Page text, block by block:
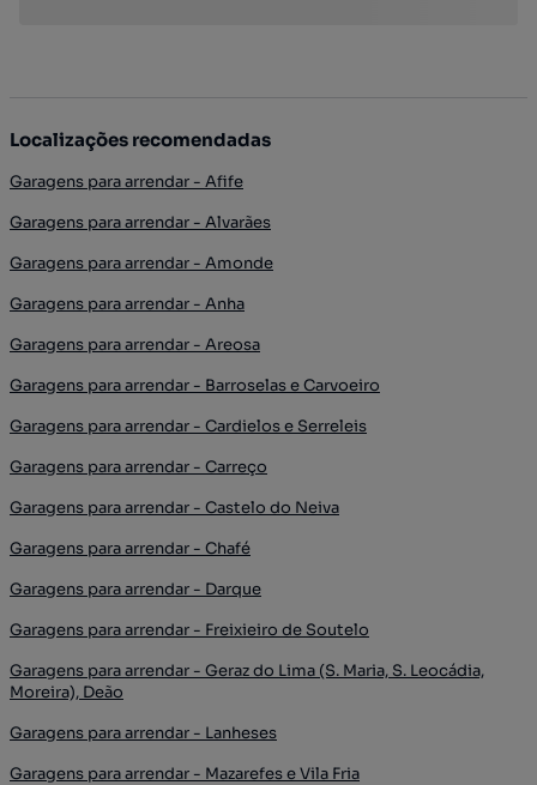
Localizações recomendadas
Garagens para arrendar - Afife
Garagens para arrendar - Alvarães
Garagens para arrendar - Amonde
Garagens para arrendar - Anha
Garagens para arrendar - Areosa
Garagens para arrendar - Barroselas e Carvoeiro
Garagens para arrendar - Cardielos e Serreleis
Garagens para arrendar - Carreço
Garagens para arrendar - Castelo do Neiva
Garagens para arrendar - Chafé
Garagens para arrendar - Darque
Garagens para arrendar - Freixieiro de Soutelo
Garagens para arrendar - Geraz do Lima (S. Maria, S. Leocádia,
Moreira), Deão
Garagens para arrendar - Lanheses
Garagens para arrendar - Mazarefes e Vila Fria